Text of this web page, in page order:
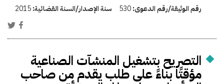
رقم الوثيقة/رقم الدعوى:530 سنة الإصدار/السنة القضائية:2015
التصريح بتشغيل المنشآت الصناعية
مؤقتًا بناءً على طلب يقدم من صاحب